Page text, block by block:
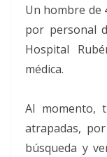
Un hombre de
por personal
Hospital
médica.
Al momento,
atrapadas,
búsqueda y